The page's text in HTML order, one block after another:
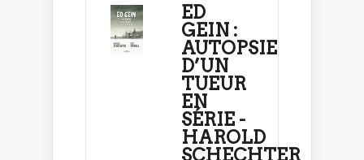
ED
GEIN :
AUTOPSIE
D’UN
TUEUR
EN
SÉRIE -
HAROLD
SCHECHTER